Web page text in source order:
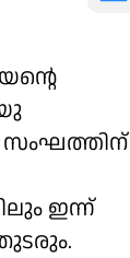
സംഘത്തിന്
ഇന്ന്